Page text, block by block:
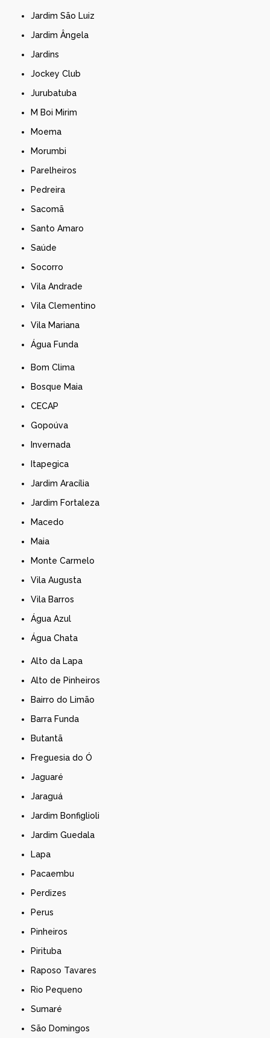
Jardim São Luiz
Jardim Ângela
Jardins
Jockey Club
Jurubatuba
M Boi Mirim
Moema
Morumbi
Parelheiros
Pedreira
Sacomã
Santo Amaro
Saúde
Socorro
Vila Andrade
Vila Clementino
Vila Mariana
Água Funda
Bom Clima
Bosque Maia
CECAP
Gopoúva
Invernada
Itapegica
Jardim Aracília
Jardim Fortaleza
Macedo
Maia
Monte Carmelo
Vila Augusta
Vila Barros
Água Azul
Água Chata
Alto da Lapa
Alto de Pinheiros
Bairro do Limão
Barra Funda
Butantã
Freguesia do Ó
Jaguaré
Jaraguá
Jardim Bonfiglioli
Jardim Guedala
Lapa
Pacaembu
Perdizes
Perus
Pinheiros
Pirituba
Raposo Tavares
Rio Pequeno
Sumaré
São Domingos